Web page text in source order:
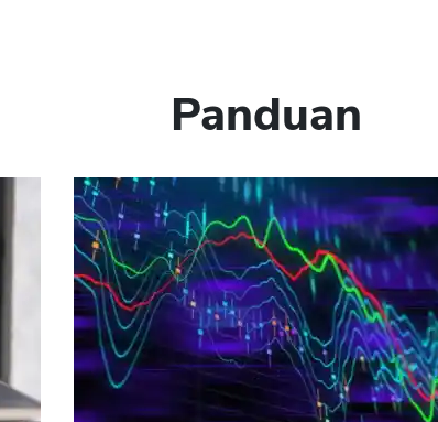
Panduan